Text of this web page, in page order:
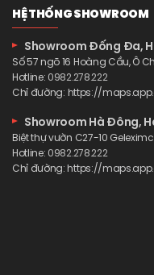
HỆ THỐNG SHOWROOM
Showroom Đống Đa,
Số 57 ngõ 16 Hoàng Cầu, Ô
Hotline: 0982.278.222
Chỉ đường: https://
Showroom Hà Đông,
Biệt thự vườn C27-10
Hotline: 0982.278.222
Chỉ đường:https://